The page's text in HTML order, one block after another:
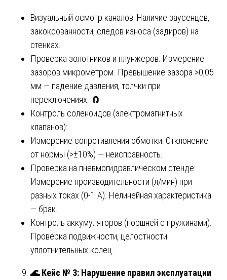
Визуальный осмотр каналов: Наличие заусенцев,
закоксованности, следов износа (задиров) на
стенках.
Проверка золотников и плунжеров: Измерение
зазоров микрометром. Превышение зазора >0,05
мм — падение давления, толчки при
переключениях. 🧲
Контроль соленоидов (электромагнитных
клапанов):
Измерение сопротивления обмотки: Отклонение
от нормы (>±10%) — неисправность.
Проверка на пневмогидравлическом стенде:
Измерение производительности (л/мин) при
разных токах (0-1 А). Нелинейная характеристика
— брак.
Контроль аккумуляторов (поршней с пружинами):
Проверка подвижности, целостности
уплотнительных колец.
🌊Кейс № 3: Нарушение правил эксплуатации